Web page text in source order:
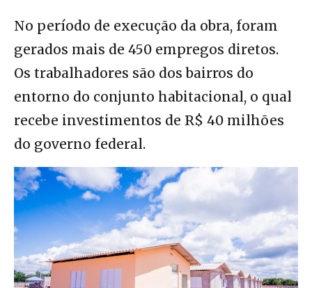
No período de execução da obra, foram
gerados mais de 450 empregos diretos.
Os trabalhadores são dos bairros do
entorno do conjunto habitacional, o qual
recebe investimentos de R$ 40 milhões
do governo federal.